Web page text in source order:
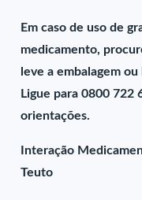
Em caso de uso de
medicamento,
leve a embalagem
Ligue para 0800 722
orientações.
Interação
Teuto